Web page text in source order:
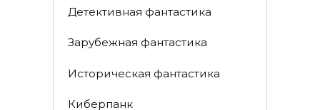
Детективная фантастика
Зарубежная фантастика
Историческая фантастика
Киберпанк